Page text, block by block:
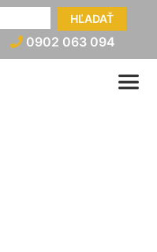
HĽADAŤ
0902 063 094